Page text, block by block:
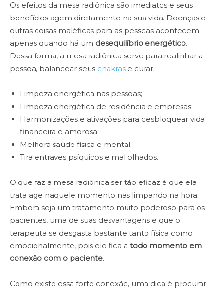
Os efeitos da mesa radiônica são imediatos e seus
benefícios agem diretamente na sua vida. Doenças e
outras coisas maléficas para as pessoas acontecem
apenas quando há um desequilíbrio energético.
Dessa forma, a mesa radiônica serve para realinhar a
pessoa, balancear seus chakras e curar.
Limpeza energética nas pessoas;
Limpeza energética de residência e empresas;
Harmonizações e ativações para desbloquear vida
financeira e amorosa;
Melhora saúde física e mental;
Tira entraves psíquicos e mal olhados.
O que faz a mesa radiônica ser tão eficaz é que ela
trata age naquele momento nas limpando na hora.
Embora seja um tratamento muito poderoso para os
pacientes, uma de suas desvantagens é que o
terapeuta se desgasta bastante tanto física como
emocionalmente, pois ele fica a todo momento em
conexão com o paciente.
Como existe essa forte conexão, uma dica é procurar